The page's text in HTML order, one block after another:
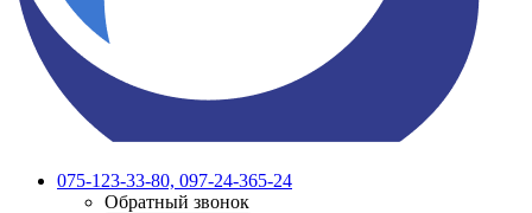
075-123-33-80, 097-24-365-24
Обратный звонок